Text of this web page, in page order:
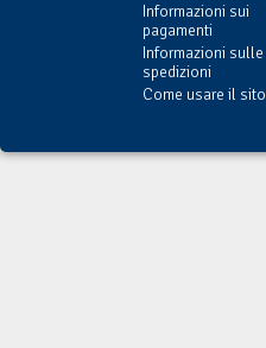
Informazioni sui
pagamenti
Informazioni sulle
spedizioni
Come usare il sito